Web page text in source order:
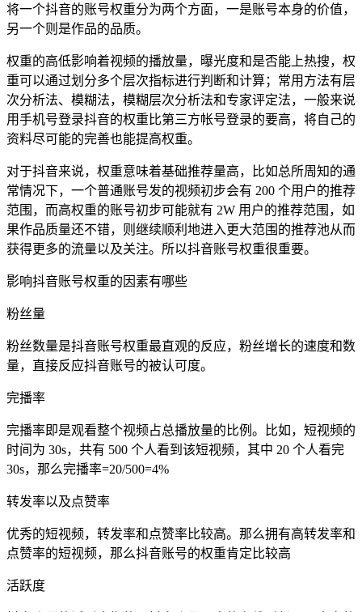
将一个抖音的账号权重分为两个方面，一是账号本身的价值，
另一个则是作品的品质。
权重的高低影响着视频的播放量，曝光度和是否能上热搜，权
重可以通过划分多个层次指标进行判断和计算；常用方法有层
次分析法、模糊法，模糊层次分析法和专家评定法，一般来说
用手机号登录抖音的权重比第三方帐号登录的要高，将自己的
资料尽可能的完善也能提高权重。
对于抖音来说，权重意味着基础推荐量高，比如总所周知的通
常情况下，一个普通账号发的视频初步会有 200 个用户的推荐
范围，而高权重的账号初步可能就有 2W 用户的推荐范围，如
果作品质量还不错，则继续顺利地进入更大范围的推荐池从而
获得更多的流量以及关注。所以抖音账号权重很重要。
影响抖音账号权重的因素有哪些
粉丝量
粉丝数量是抖音账号权重最直观的反应，粉丝增长的速度和数
量，直接反应抖音账号的被认可度。
完播率
完播率即是观看整个视频占总播放量的比例。比如，短视频的
时间为 30s，共有 500 个人看到该短视频，其中 20 个人看完
30s，那么完播率=20/500=4%
转发率以及点赞率
优秀的短视频，转发率和点赞率比较高。那么拥有高转发率和
点赞率的短视频，那么抖音账号的权重肯定比较高
活跃度